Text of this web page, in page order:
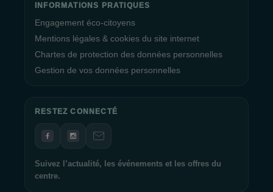
INFORMATIONS PRATIQUES
Engagement éco-citoyens
Mentions légales & cookies du site internet
Chartes de protection des données personnelles
Gestion de vos données personnelles
RESTEZ CONNECTÉ
Suivez l’actualité, les événements et les offres du
centre.